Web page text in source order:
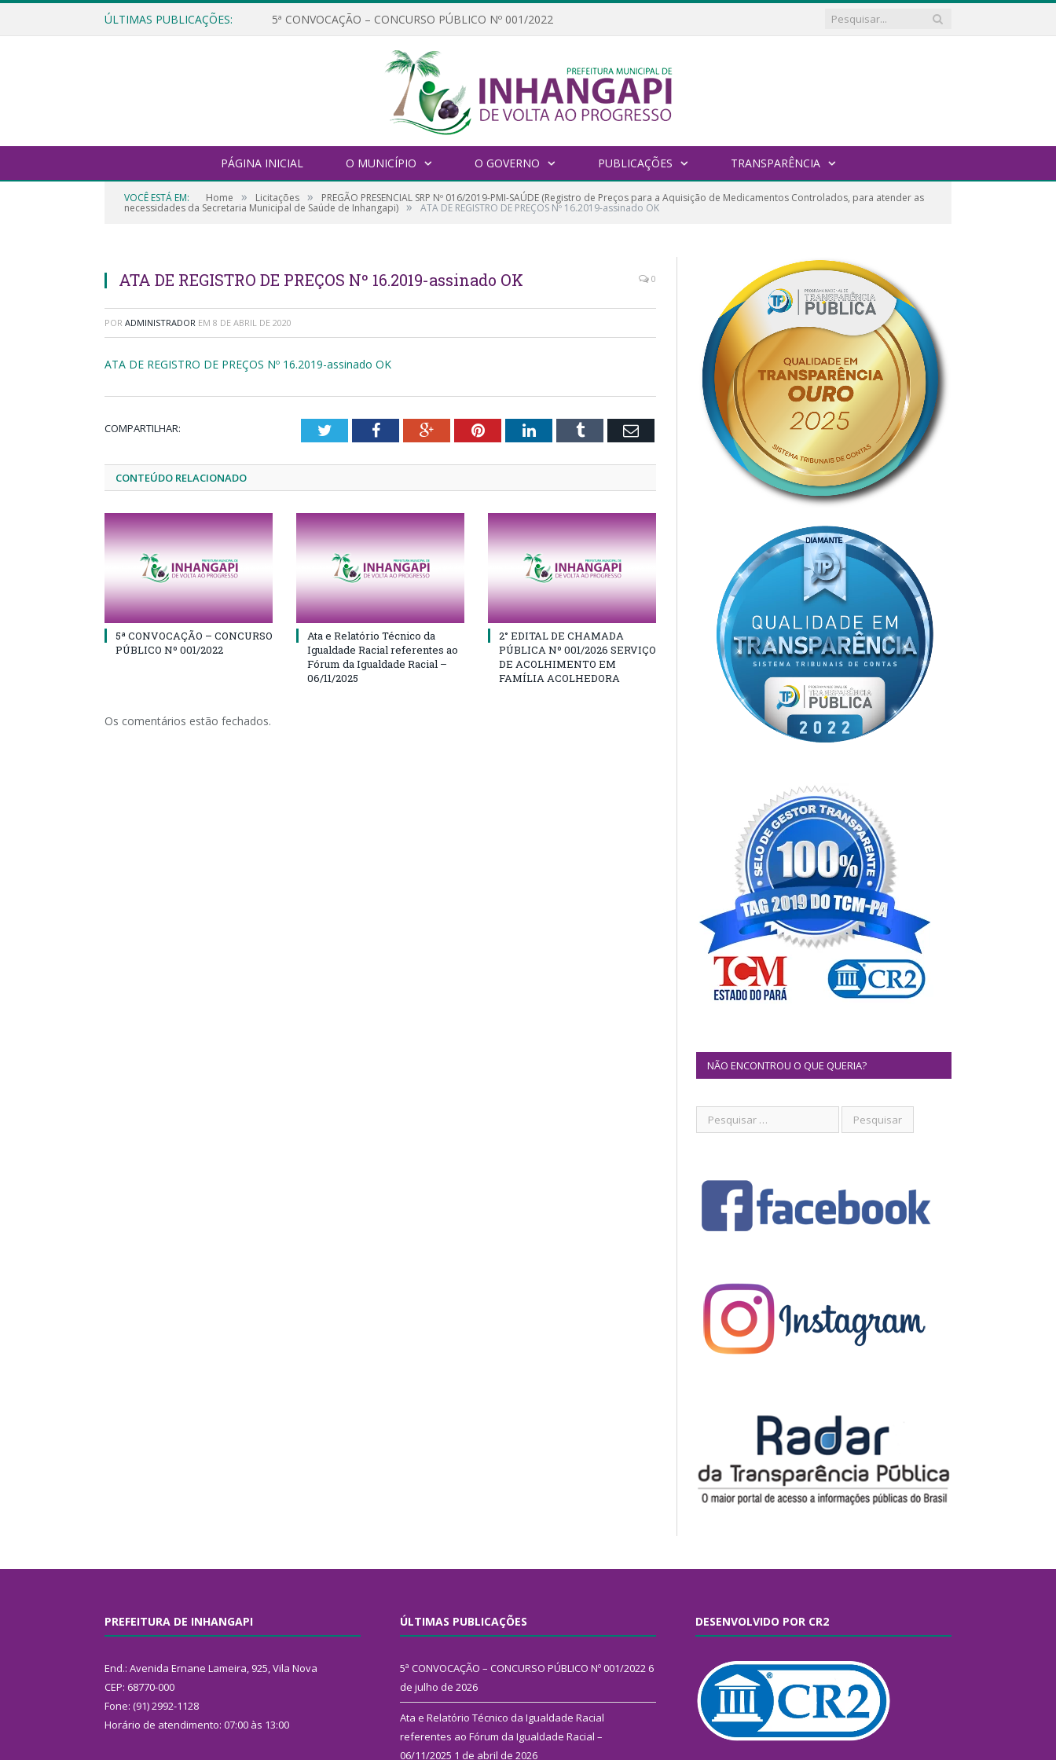
ÚLTIMAS PUBLICAÇÕES: 5ª CONVOCAÇÃO – CONCURSO PÚBLICO Nº 001/2022
PÁGINA INICIAL O MUNICÍPIO O GOVERNO PUBLICAÇÕES TRANSPARÊNCIA
VOCÊ ESTÁ EM: Home » Licitações » PREGÃO PRESENCIAL SRP Nº 016/2019-PMI-SAÚDE (Registro de Preços para a Aquisição de Medicamentos Controlados, para atender as
necessidades da Secretaria Municipal de Saúde de Inhangapi) » ATA DE REGISTRO DE PREÇOS Nº 16.2019-assinado OK
ATA DE REGISTRO DE PREÇOS Nº 16.2019-assinado OK 0
POR ADMINISTRADOR EM 8 DE ABRIL DE 2020
ATA DE REGISTRO DE PREÇOS Nº 16.2019-assinado OK
COMPARTILHAR: TwitterFacebookGoogle+PinterestLinkedInTumblr Email
CONTEÚDO RELACIONADO
5ª CONVOCAÇÃO – CONCURSO
PÚBLICO Nº 001/2022
Ata e Relatório Técnico da
Igualdade Racial referentes ao
Fórum da Igualdade Racial –
06/11/2025
2° EDITAL DE CHAMADA
PÚBLICA Nº 001/2026 SERVIÇO
DE ACOLHIMENTO EM
FAMÍLIA ACOLHEDORA
Os comentários estão fechados.
NÃO ENCONTROU O QUE QUERIA?
PREFEITURA DE INHANGAPI
End.: Avenida Ernane Lameira, 925, Vila Nova
CEP: 68770-000
Fone: (91) 2992-1128
Horário de atendimento: 07:00 às 13:00
ÚLTIMAS PUBLICAÇÕES
5ª CONVOCAÇÃO – CONCURSO PÚBLICO Nº 001/2022 6
de julho de 2026
Ata e Relatório Técnico da Igualdade Racial
referentes ao Fórum da Igualdade Racial –
06/11/2025 1 de abril de 2026
DESENVOLVIDO POR CR2